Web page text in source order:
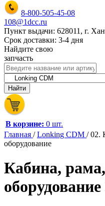
8-800-505-45-08
108@1dcc.ru
Пункт выдачи: 628011, г.
Срок доставки: 3-4 дня
Найдите свою
запчасть
В корзине: 0 шт.
Главная /Lonking CDM /02.
оборудование
Кабина,